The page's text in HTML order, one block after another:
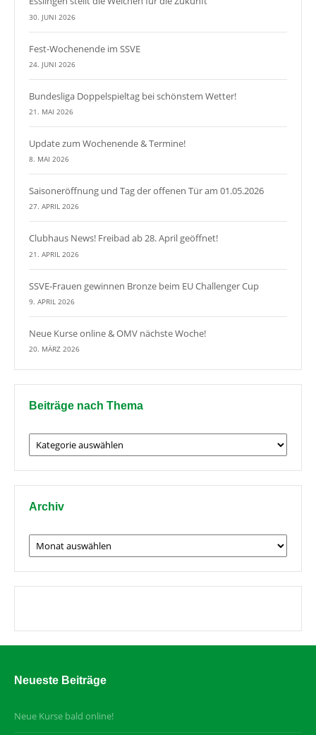
30. JUNI 2026
Fest-Wochenende im SSVE
24. JUNI 2026
Bundesliga Doppelspieltag bei schönstem Wetter!
21. MAI 2026
Update zum Wochenende & Termine!
8. MAI 2026
Saisoneröffnung und Tag der offenen Tür am 01.05.2026
27. APRIL 2026
Clubhaus News! Freibad ab 28. April geöffnet!
21. APRIL 2026
SSVE-Frauen gewinnen Bronze beim EU Challenger Cup
9. APRIL 2026
Neue Kurse online & OMV nächste Woche!
20. MÄRZ 2026
Beiträge nach Thema
Beiträge
nach
Thema
Archiv
Archiv
Neueste Beiträge
Neue Kurse bald online!